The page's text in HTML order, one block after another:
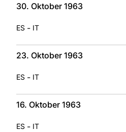
30. Oktober 1963
ES - IT
23. Oktober 1963
ES - IT
16. Oktober 1963
ES - IT